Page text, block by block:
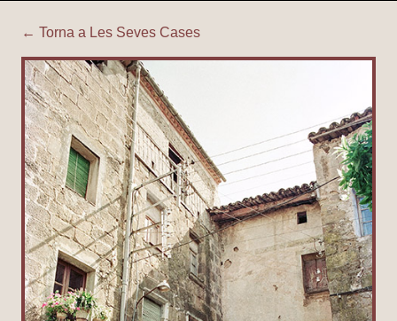
Tiurana | Cal Miqueló
← Torna a Les Seves Cases